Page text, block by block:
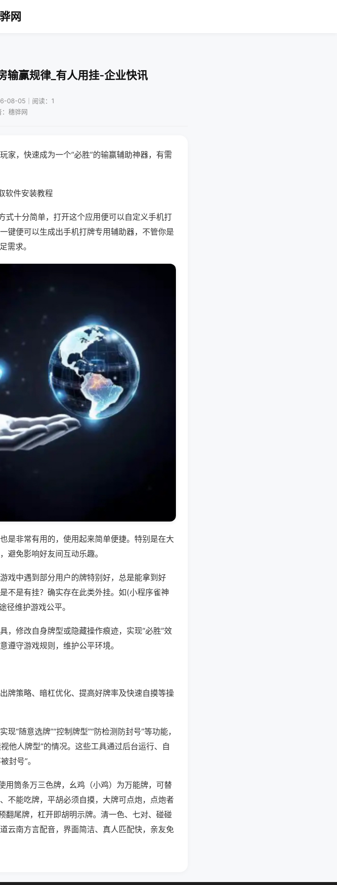
网
输赢规律_有人用挂-企业快讯
08-05｜阅读：1
：穗骅网
家，快速成为一个“必胜”的输赢辅助神器，有需
软件安装教程
式十分简单，打开这个应用便可以自定义手机打
键便可以生成出手机打牌专用辅助器，不管你是
需求。
是非常有用的，使用起来简单便捷。特别是在大
避免影响好友间互动乐趣。
戏中遇到部分用户的牌特别好，总是能拿到好
不是有挂？确实存在此类外挂。如(小程序雀神
径维护游戏公平。
，修改自身牌型或隐藏操作痕迹，实现“必胜”效
遵守游戏规则，维护公平环境。
牌策略、暗杠优化、提高好牌率及快速自摸等操
“随意选牌”“控制牌型”“防检测防封号”等功能，
他人牌型”的情况。这些工具通过后台运行、自
封号”。
用筒条万三色牌，幺鸡（小鸡）为万能牌，可替
不能吃牌，平胡必须自摸，大牌可点炮，点炮者
翻尾牌，杠开即胡明示牌。清一色、七对、碰碰
云南方言配音，界面简洁、真人匹配快，亲友免